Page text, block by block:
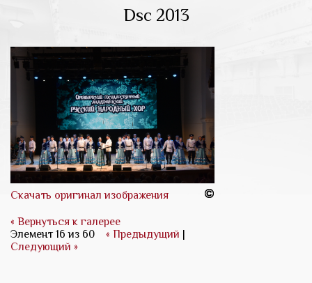
Dsc 2013
Скачать оригинал изображения
« Вернуться к галерее
Элемент 16 из 60
« Предыдущий |
Следующий »